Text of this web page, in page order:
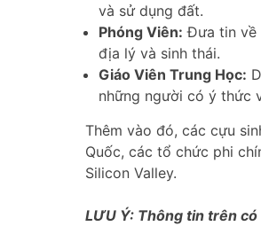
và sử dụng đất.
Phóng Viên: Đưa tin về
địa lý và sinh thái.
Giáo Viên Trung Học:
những người có ý thức
Thêm vào đó, các cựu
Quốc, các tổ chức phi
Silicon Valley.
LƯU Ý: Thông tin trên